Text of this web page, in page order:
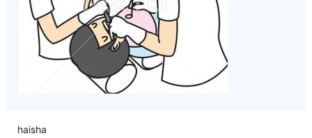
haisha